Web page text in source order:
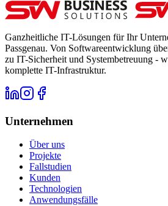
Ganzheitliche IT-Lösungen für Ihr
Passgenau. Von Softwareentwicklung
zu IT-Sicherheit und Systembetreuung -
komplette IT-Infrastruktur.
Unternehmen
Über uns
Projekte
Fallstudien
Kunden
Technologien
Anwendungsfälle